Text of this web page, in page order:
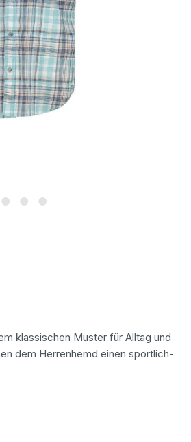
klassischen Muster für Alltag und
dem Herrenhemd einen sportlich-